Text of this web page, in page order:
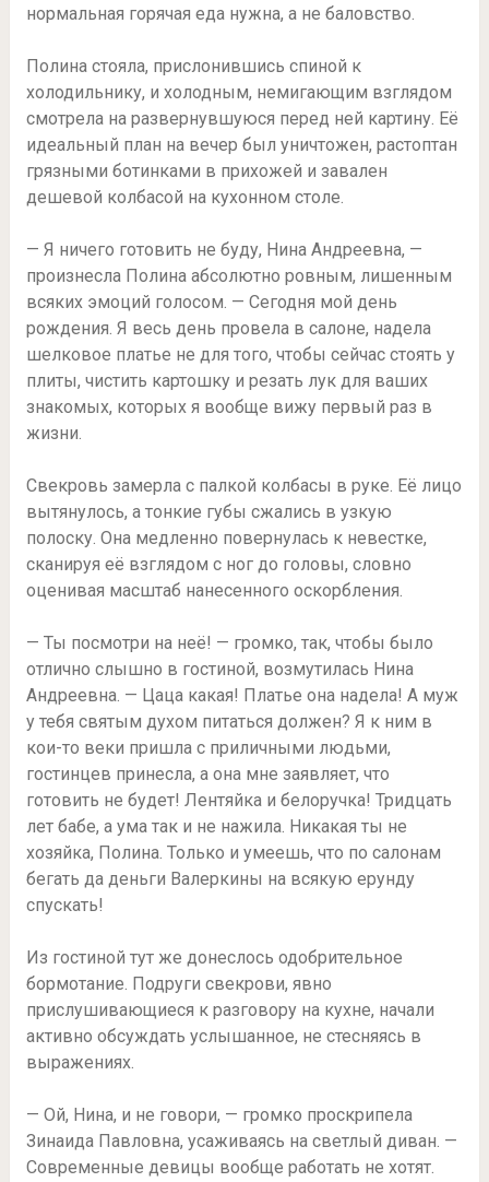
нормальная горячая еда нужна, а не баловство.
Полина стояла, прислонившись спиной к
холодильнику, и холодным, немигающим взглядом
смотрела на развернувшуюся перед ней картину. Её
идеальный план на вечер был уничтожен, растоптан
грязными ботинками в прихожей и завален
дешевой колбасой на кухонном столе.
— Я ничего готовить не буду, Нина Андреевна, —
произнесла Полина абсолютно ровным, лишенным
всяких эмоций голосом. — Сегодня мой день
рождения. Я весь день провела в салоне, надела
шелковое платье не для того, чтобы сейчас стоять у
плиты, чистить картошку и резать лук для ваших
знакомых, которых я вообще вижу первый раз в
жизни.
Свекровь замерла с палкой колбасы в руке. Её лицо
вытянулось, а тонкие губы сжались в узкую
полоску. Она медленно повернулась к невестке,
сканируя её взглядом с ног до головы, словно
оценивая масштаб нанесенного оскорбления.
— Ты посмотри на неё! — громко, так, чтобы было
отлично слышно в гостиной, возмутилась Нина
Андреевна. — Цаца какая! Платье она надела! А муж
у тебя святым духом питаться должен? Я к ним в
кои-то веки пришла с приличными людьми,
гостинцев принесла, а она мне заявляет, что
готовить не будет! Лентяйка и белоручка! Тридцать
лет бабе, а ума так и не нажила. Никакая ты не
хозяйка, Полина. Только и умеешь, что по салонам
бегать да деньги Валеркины на всякую ерунду
спускать!
Из гостиной тут же донеслось одобрительное
бормотание. Подруги свекрови, явно
прислушивающиеся к разговору на кухне, начали
активно обсуждать услышанное, не стесняясь в
выражениях.
— Ой, Нина, и не говори, — громко проскрипела
Зинаида Павловна, усаживаясь на светлый диван. —
Современные девицы вообще работать не хотят.